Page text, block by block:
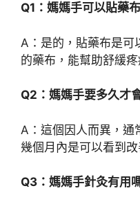
Q1：媽媽手可以貼藥
A：是的，貼藥布是可
的藥布，能幫助舒緩疼
Q2：媽媽手要多久才
A：這個因人而異，通
幾個月內是可以看到改
Q3：媽媽手針灸有用